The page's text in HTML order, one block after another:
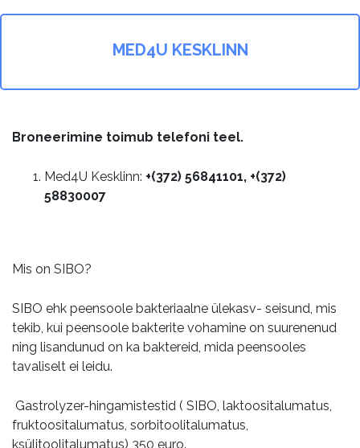
MED4U KESKLINN
Broneerimine toimub telefoni teel.
Med4U Kesklinn: +(372) 56841101, +(372)
58830007
Mis on SIBO?
SIBO ehk peensoole bakteriaalne ülekasv- seisund, mis
tekib, kui peensoole bakterite vohamine on suurenenud
ning lisandunud on ka baktereid, mida peensooles
tavaliselt ei leidu.
Gastrolyzer-hingamistestid ( SIBO, laktoositalumatus,
fruktoositalumatus, sorbitoolitalumatus,
ksülitoolitalumatus) 350 euro.